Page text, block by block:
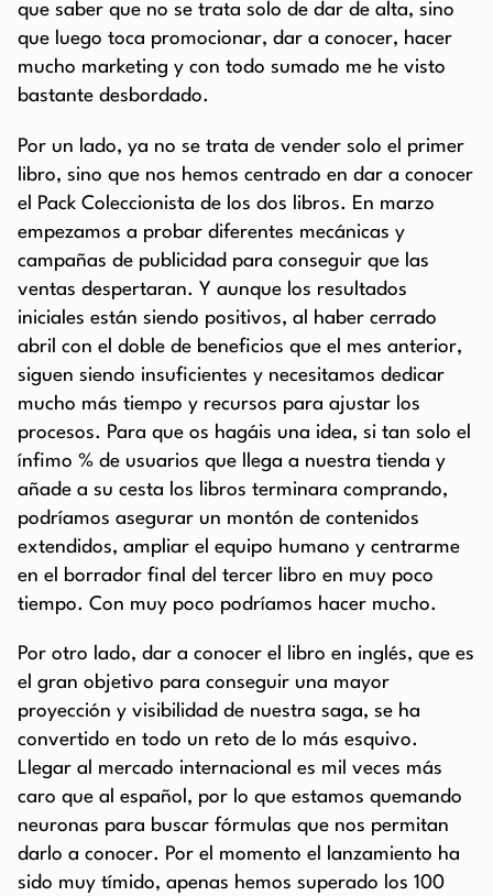
que saber que no se trata solo de dar de alta, sino
que luego toca promocionar, dar a conocer, hacer
mucho marketing y con todo sumado me he visto
bastante desbordado.
Por un lado, ya no se trata de vender solo el primer
libro, sino que nos hemos centrado en dar a conocer
el Pack Coleccionista de los dos libros. En marzo
empezamos a probar diferentes mecánicas y
campañas de publicidad para conseguir que las
ventas despertaran. Y aunque los resultados
iniciales están siendo positivos, al haber cerrado
abril con el doble de beneficios que el mes anterior,
siguen siendo insuficientes y necesitamos dedicar
mucho más tiempo y recursos para ajustar los
procesos. Para que os hagáis una idea, si tan solo el
ínfimo % de usuarios que llega a nuestra tienda y
añade a su cesta los libros terminara comprando,
podríamos asegurar un montón de contenidos
extendidos, ampliar el equipo humano y centrarme
en el borrador final del tercer libro en muy poco
tiempo. Con muy poco podríamos hacer mucho.
Por otro lado, dar a conocer el libro en inglés, que es
el gran objetivo para conseguir una mayor
proyección y visibilidad de nuestra saga, se ha
convertido en todo un reto de lo más esquivo.
Llegar al mercado internacional es mil veces más
caro que al español, por lo que estamos quemando
neuronas para buscar fórmulas que nos permitan
darlo a conocer. Por el momento el lanzamiento ha
sido muy tímido, apenas hemos superado los 100